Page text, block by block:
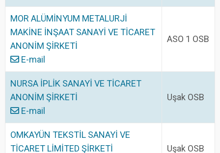
MOR ALÜMİNYUM METALURJİ
MAKİNE İNŞAAT SANAYİ VE TİCARET
ANONİM ŞİRKETİ
E-mail
ASO 1 OSB
NURSA İPLİK SANAYİ VE TİCARET
ANONİM ŞİRKETİ
E-mail
Uşak OSB
OMKAYÜN TEKSTİL SANAYİ VE
TİCARET LİMİTED ŞİRKETİ
Uşak OSB